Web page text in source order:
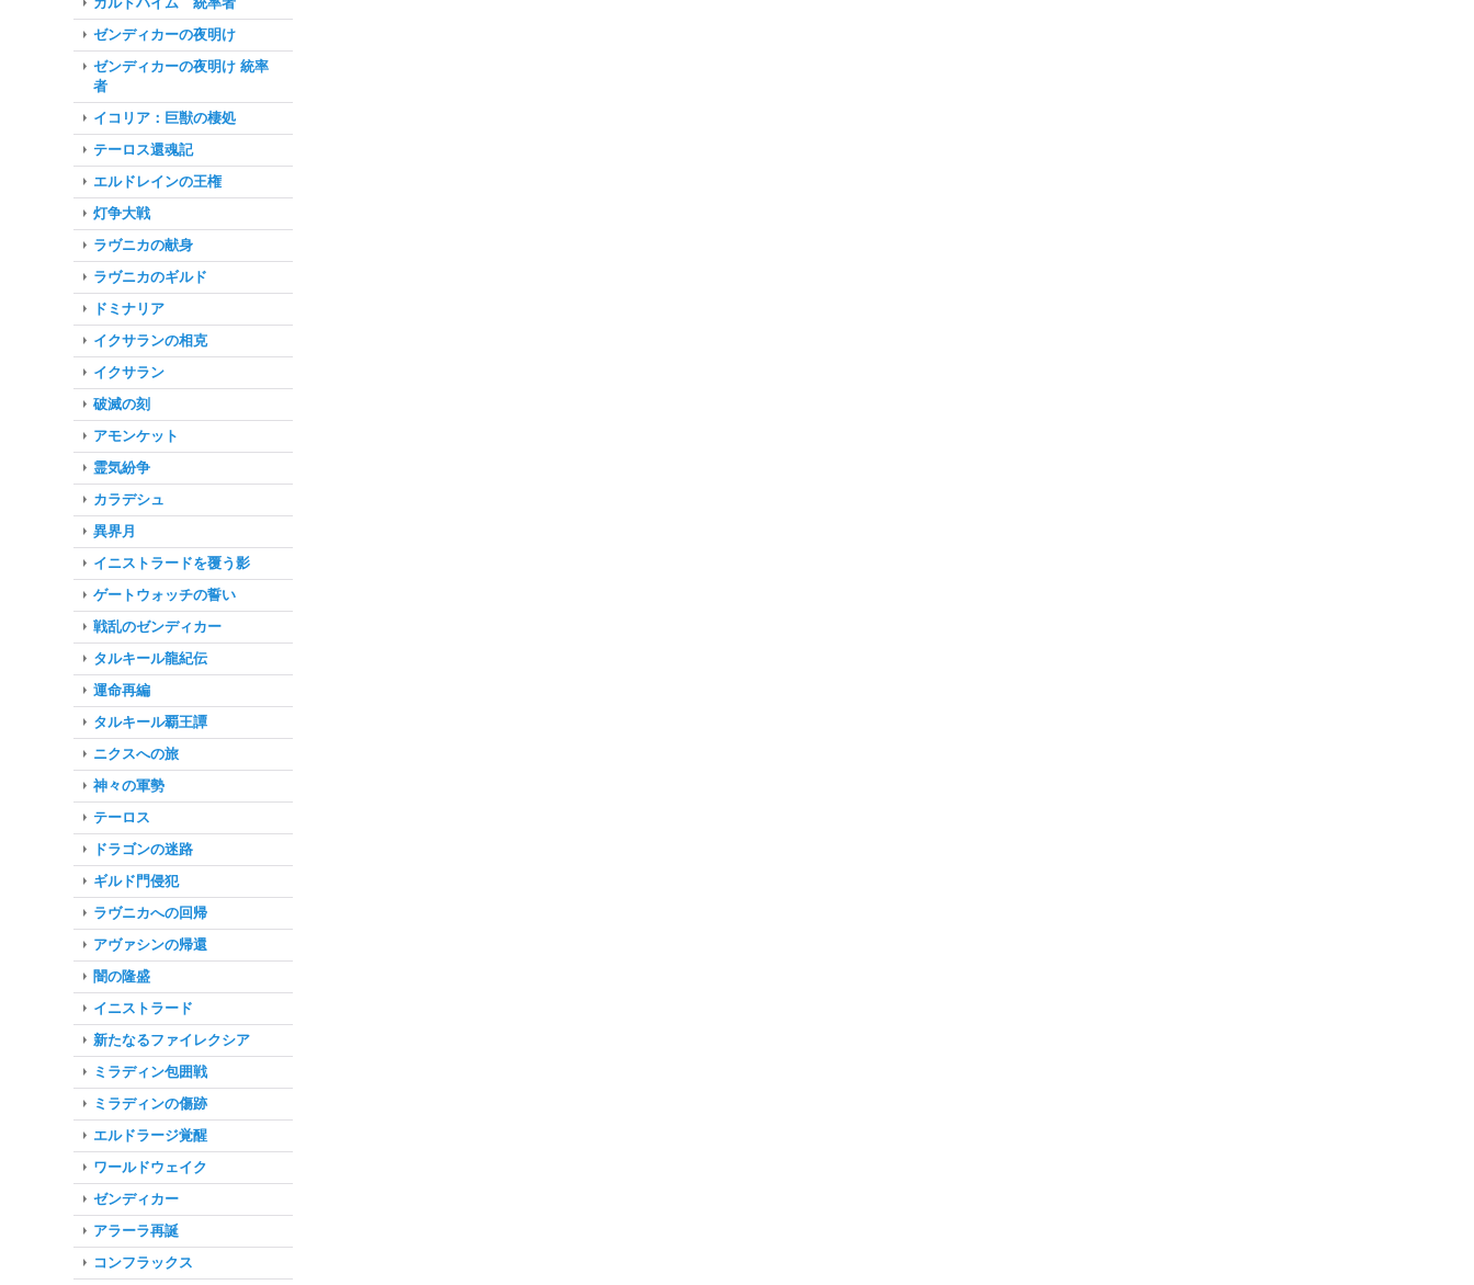
ゼンディカーの夜明け
ゼンディカーの夜明け 統率
者
イコリア：巨獣の棲処
テーロス還魂記
エルドレインの王権
灯争大戦
ラヴニカの献身
ラヴニカのギルド
ドミナリア
イクサランの相克
イクサラン
破滅の刻
アモンケット
霊気紛争
カラデシュ
異界月
イニストラードを覆う影
ゲートウォッチの誓い
戦乱のゼンディカー
タルキール龍紀伝
運命再編
タルキール覇王譚
ニクスへの旅
神々の軍勢
テーロス
ドラゴンの迷路
ギルド門侵犯
ラヴニカへの回帰
アヴァシンの帰還
闇の隆盛
イニストラード
新たなるファイレクシア
ミラディン包囲戦
ミラディンの傷跡
エルドラージ覚醒
ワールドウェイク
ゼンディカー
アラーラ再誕
コンフラックス